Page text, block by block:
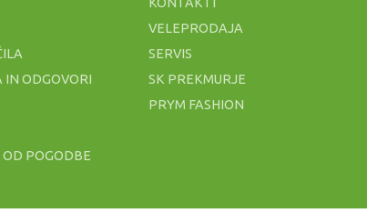
IN ODGOVORI
POGODBE
VELEPRODAJA
SERVIS
SK PREKMURJE
PRYM FASHION